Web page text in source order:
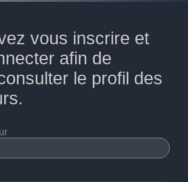
vous inscrire et
afin de
le profil des